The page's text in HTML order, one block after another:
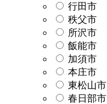
行田市
秩父市
所沢市
飯能市
加須市
本庄市
東松山市
春日部市